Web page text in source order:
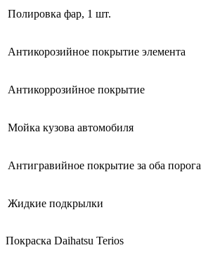
Полировка фар, 1 шт.
Антикорозийное покрытие элемента
Антикоррозийное покрытие
Мойка кузова автомобиля
Антигравийное покрытие за оба порога
Жидкие подкрылки
Покраска Daihatsu Terios